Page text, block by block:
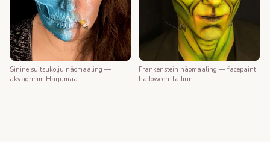
Sinine suitsukolju näomaaling —
akvagrimm Harjumaa
Frankenstein näomaaling — facepaint
halloween Tallinn